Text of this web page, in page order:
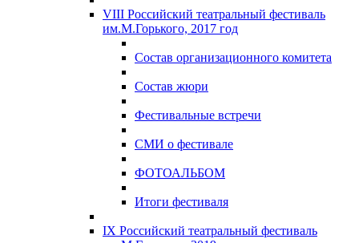
VIII Российский театральный фестиваль
им.М.Горького, 2017 год
Состав организационного комитета
Состав жюри
Фестивальные встречи
СМИ о фестивале
ФОТОАЛЬБОМ
Итоги фестиваля
IX Российский театральный фестиваль